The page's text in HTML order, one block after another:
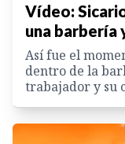
Vídeo:
una barbería
Así fue el
dentro de la
trabajador y su